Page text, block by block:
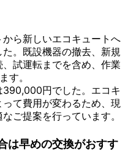
ら新しいエコキュートへ
。既設機器の撤去、新規
試運転までを含め、作業
す。
390,000円でした。エコキ
て費用が変わるため、現
ご提案を行っています。
は早めの交換がおすす